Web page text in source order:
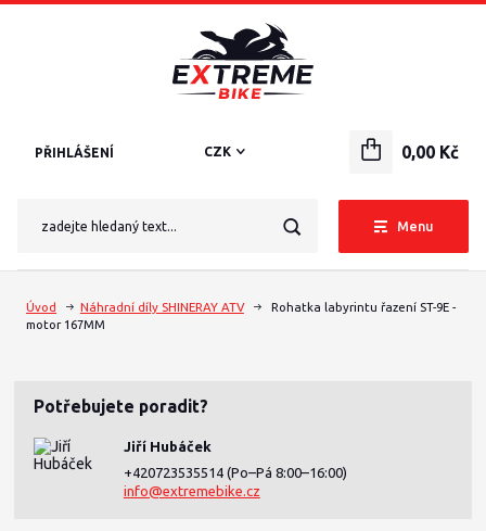
Menu
CZK
PŘIHLÁŠENÍ 0,00 Kč
Úvod Náhradní díly SHINERAY ATV
Rohatka labyrintu řazení ST-9E -
motor 167MM
Potřebujete poradit?
Jiří Hubáček
+420723535514 (Po–Pá 8:00–16:00)
info@extremebike.cz